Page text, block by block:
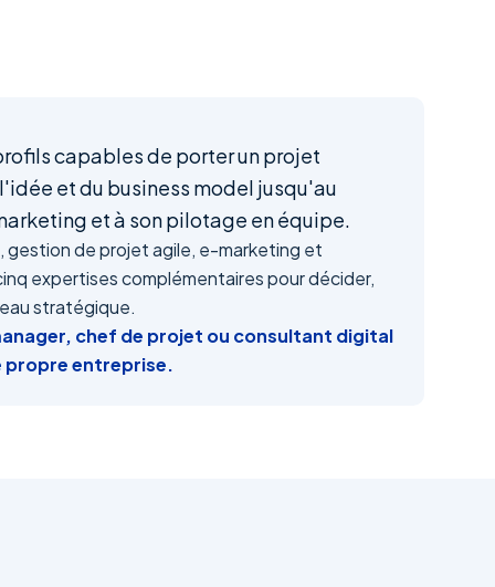
capables de porter un projet
et du business model jusqu'au
et à son pilotage en équipe.
gestion de projet agile, e-marketing et
expertises complémentaires pour décider,
stratégique.
chef de projet ou consultant digital
propre entreprise.